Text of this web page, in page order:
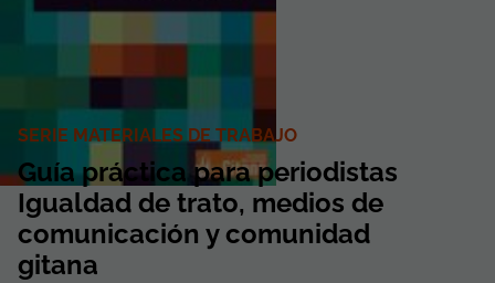
SERIE MATERIALES DE TRABAJO
Guía práctica para periodistas
Igualdad de trato, medios de
comunicación y comunidad
gitana